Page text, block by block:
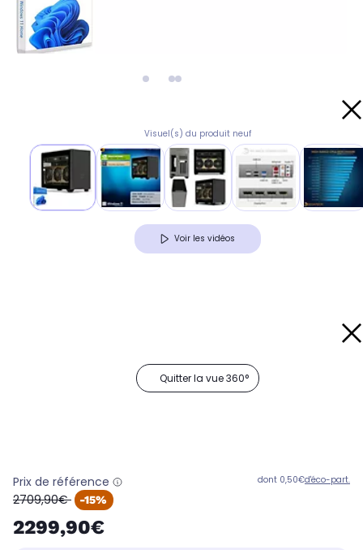
Visuel(s) du produit neuf
Voir les vidéos
Quitter la vue 360°
Prix de référence
oldPrice
2709,90€ -15%
2299,90€
dont 0,50€d'éco-part.